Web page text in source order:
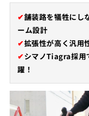
✔舗装路を犠牲にし
ーム設計
✔拡張性が高く汎用
✔シマノTiagra採用
躍！